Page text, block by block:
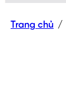
Trang chủ /